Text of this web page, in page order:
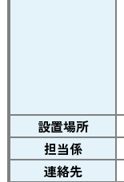
設置場所
担当係
連絡先